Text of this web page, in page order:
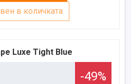
в количката
Luxe Tight Blue
-49%